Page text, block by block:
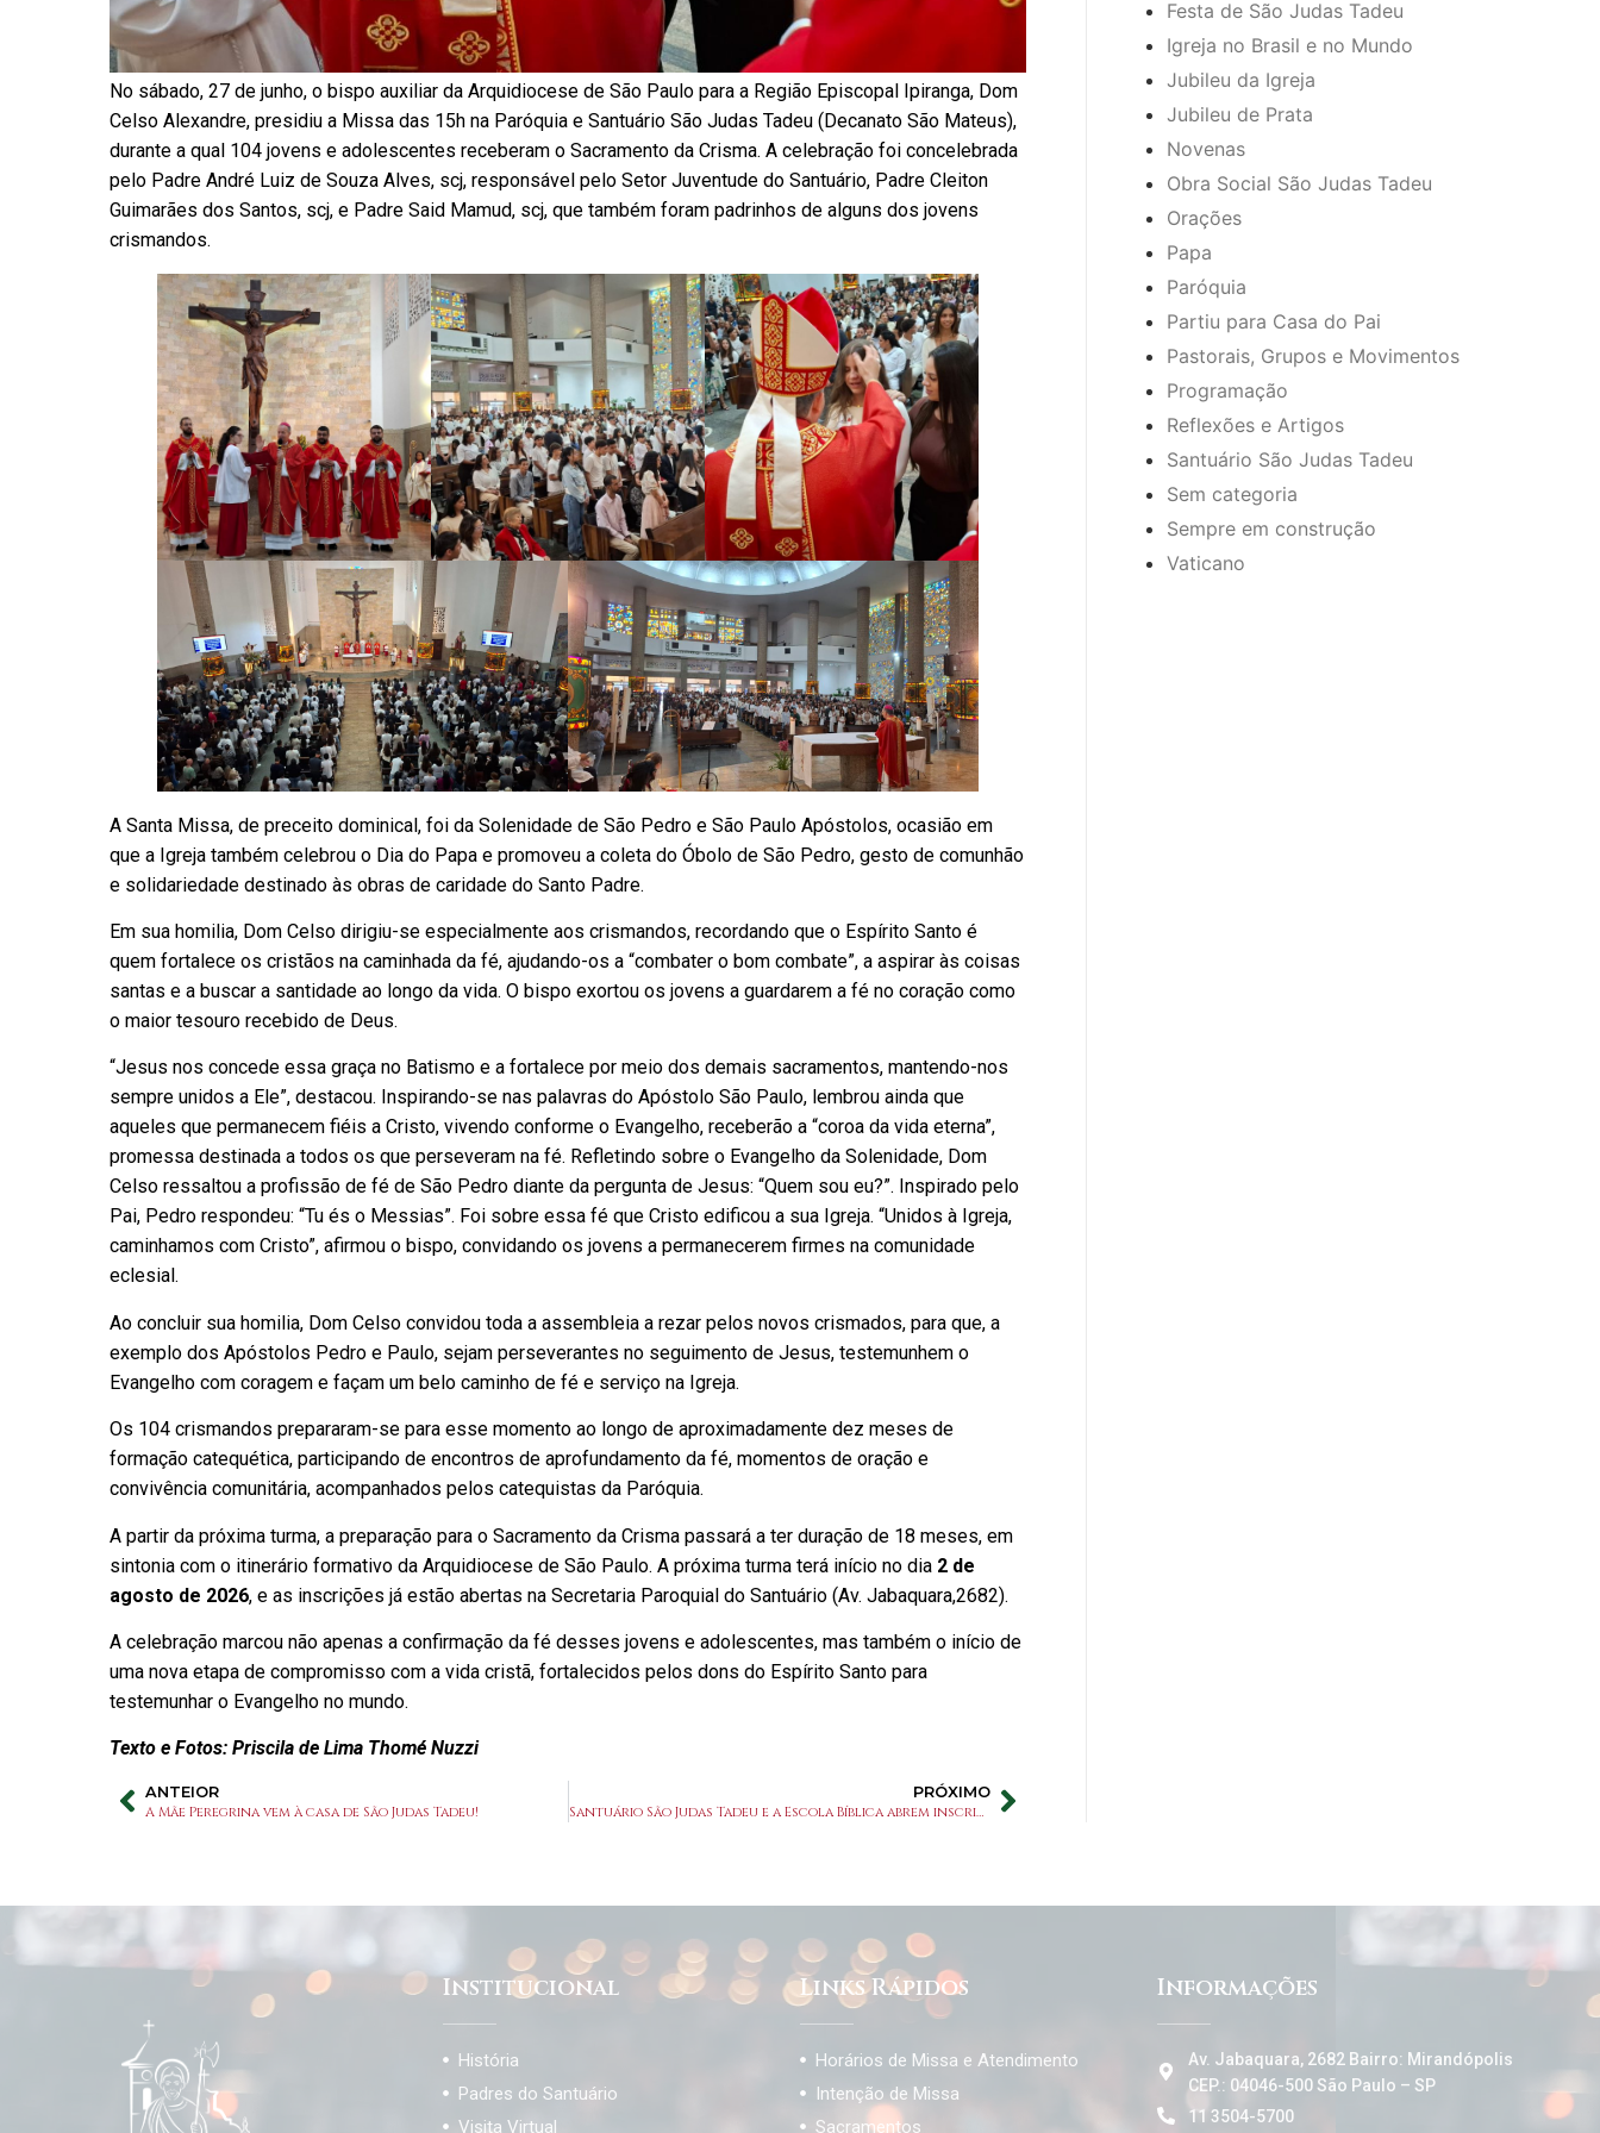
No sábado, 27 de junho, o bispo auxiliar da Arquidiocese de São Paulo para a Região Episcopal Ipiranga, Dom
Celso Alexandre, presidiu a Missa das 15h na Paróquia e Santuário São Judas Tadeu (Decanato São Mateus),
durante a qual 104 jovens e adolescentes receberam o Sacramento da Crisma. A celebração foi concelebrada
pelo Padre André Luiz de Souza Alves, scj, responsável pelo Setor Juventude do Santuário, Padre Cleiton
Guimarães dos Santos, scj, e Padre Said Mamud, scj, que também foram padrinhos de alguns dos jovens
crismandos.
A Santa Missa, de preceito dominical, foi da Solenidade de São Pedro e São Paulo Apóstolos, ocasião em
que a Igreja também celebrou o Dia do Papa e promoveu a coleta do Óbolo de São Pedro, gesto de comunhão
e solidariedade destinado às obras de caridade do Santo Padre.
Em sua homilia, Dom Celso dirigiu-se especialmente aos crismandos, recordando que o Espírito Santo é
quem fortalece os cristãos na caminhada da fé, ajudando-os a “combater o bom combate”, a aspirar às coisas
santas e a buscar a santidade ao longo da vida. O bispo exortou os jovens a guardarem a fé no coração como
o maior tesouro recebido de Deus.
“Jesus nos concede essa graça no Batismo e a fortalece por meio dos demais sacramentos, mantendo-nos
sempre unidos a Ele”, destacou. Inspirando-se nas palavras do Apóstolo São Paulo, lembrou ainda que
aqueles que permanecem fiéis a Cristo, vivendo conforme o Evangelho, receberão a “coroa da vida eterna”,
promessa destinada a todos os que perseveram na fé. Refletindo sobre o Evangelho da Solenidade, Dom
Celso ressaltou a profissão de fé de São Pedro diante da pergunta de Jesus: “Quem sou eu?”. Inspirado pelo
Pai, Pedro respondeu: “Tu és o Messias”. Foi sobre essa fé que Cristo edificou a sua Igreja. “Unidos à Igreja,
caminhamos com Cristo”, afirmou o bispo, convidando os jovens a permanecerem firmes na comunidade
eclesial.
Ao concluir sua homilia, Dom Celso convidou toda a assembleia a rezar pelos novos crismados, para que, a
exemplo dos Apóstolos Pedro e Paulo, sejam perseverantes no seguimento de Jesus, testemunhem o
Evangelho com coragem e façam um belo caminho de fé e serviço na Igreja.
Os 104 crismandos prepararam-se para esse momento ao longo de aproximadamente dez meses de
formação catequética, participando de encontros de aprofundamento da fé, momentos de oração e
convivência comunitária, acompanhados pelos catequistas da Paróquia.
A partir da próxima turma, a preparação para o Sacramento da Crisma passará a ter duração de 18 meses, em
sintonia com o itinerário formativo da Arquidiocese de São Paulo. A próxima turma terá início no dia 2 de
agosto de 2026, e as inscrições já estão abertas na Secretaria Paroquial do Santuário (Av. Jabaquara,2682).
A celebração marcou não apenas a confirmação da fé desses jovens e adolescentes, mas também o início de
uma nova etapa de compromisso com a vida cristã, fortalecidos pelos dons do Espírito Santo para
testemunhar o Evangelho no mundo.
Texto e Fotos: Priscila de Lima Thomé Nuzzi
ANTEIOR
A Mãe Peregrina vem à casa de São Judas Tadeu!
PRÓXIMO
Santuário São Judas Tadeu e a Escola Bíblica abrem inscrições para a Semana Bíblica 2026 com estudo sobre o Livro de Daniel
Festa de São Judas Tadeu
Igreja no Brasil e no Mundo
Jubileu da Igreja
Jubileu de Prata
Novenas
Obra Social São Judas Tadeu
Orações
Papa
Paróquia
Partiu para Casa do Pai
Pastorais, Grupos e Movimentos
Programação
Reflexões e Artigos
Santuário São Judas Tadeu
Sem categoria
Sempre em construção
Vaticano
Institucional
História
Padres do Santuário
Visita Virtual
Links Rápidos
Horários de Missa e Atendimento
Intenção de Missa
Sacramentos
Informações
Av. Jabaquara, 2682 Bairro: Mirandópolis
CEP.: 04046-500 São Paulo – SP
11 3504-5700